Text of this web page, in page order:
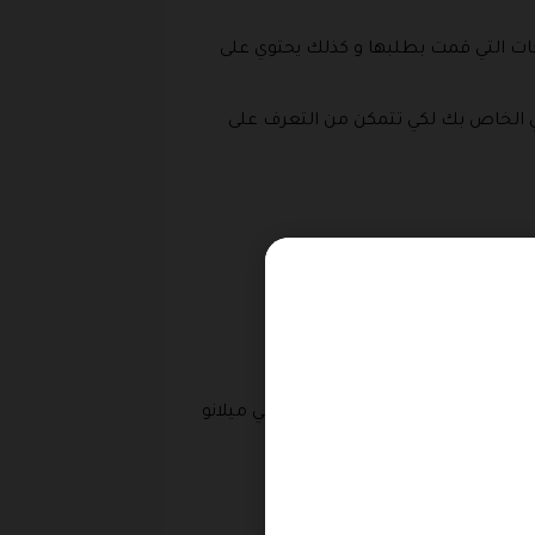
التي قمت بطلبها و كذلك يحتوي على
الخاص بك لكي تتمكن من التعرف على
، احصلي على سعر مناسب بمجرد ادخال كوبون بيوتي ميلانو